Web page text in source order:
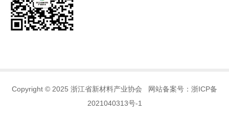
Copyright © 2025 浙江省新材料产业协会 网站备案号： 浙ICP备
2021040313号-1